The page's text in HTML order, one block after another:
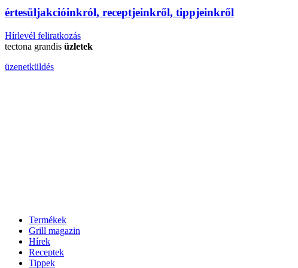
értesüljakcióinkról, receptjeinkről, tippjeinkről
Hírlevél feliratkozás
tectona grandis üzletek
üzenetküldés
Termékek
Grill magazin
Hírek
Receptek
Tippek